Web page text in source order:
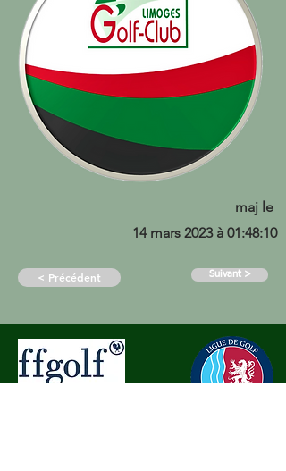
maj le
14 mars 2023 à 01:48:10
< Précédent Suivant >